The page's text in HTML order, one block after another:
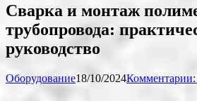
Сварка и монтаж
трубопровода:
руководство
Оборудование18/10/2024